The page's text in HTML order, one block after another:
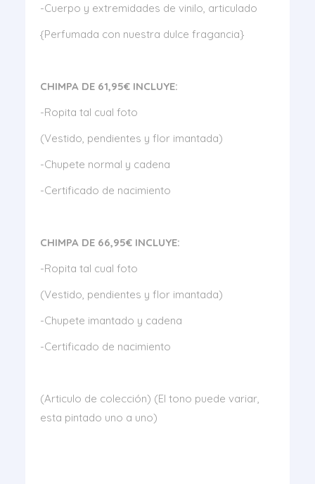
-Cuerpo y extremidades de vinilo, articulado
{Perfumada con nuestra dulce fragancia}
CHIMPA DE 61,95€ INCLUYE:
-Ropita tal cual foto
(Vestido, pendientes y flor imantada)
-Chupete normal y cadena
-Certificado de nacimiento
CHIMPA DE 66,95€ INCLUYE:
-Ropita tal cual foto
(Vestido, pendientes y flor imantada)
-Chupete imantado y cadena
-Certificado de nacimiento
(Articulo de colección) (El tono puede variar,
esta pintado uno a uno)